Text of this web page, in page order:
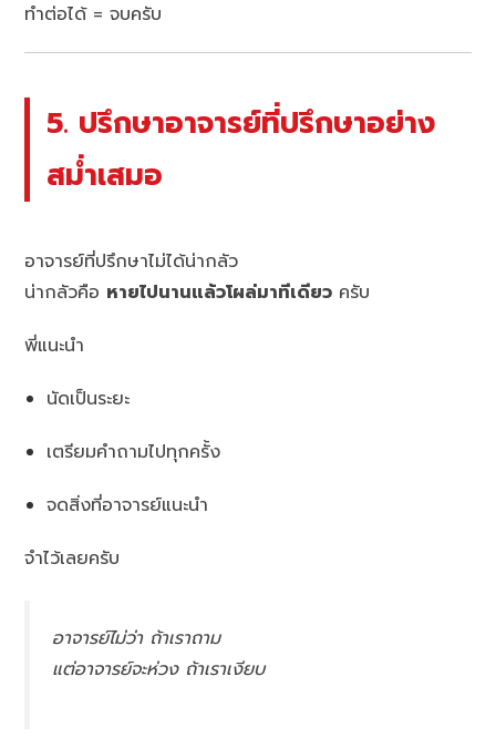
ทำต่อได้ = จบครับ
5. ปรึกษาอาจารย์ที่ปรึกษาอย่าง
สม่ำเสมอ
อาจารย์ที่ปรึกษาไม่ได้น่ากลัว
น่ากลัวคือ หายไปนานแล้วโผล่มาทีเดียว ครับ
พี่แนะนำ
นัดเป็นระยะ
เตรียมคำถามไปทุกครั้ง
จดสิ่งที่อาจารย์แนะนำ
จำไว้เลยครับ
อาจารย์ไม่ว่า ถ้าเราถาม
แต่อาจารย์จะห่วง ถ้าเราเงียบ